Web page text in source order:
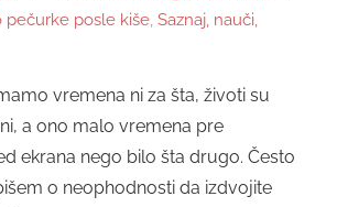
pečurke posle kiše, Saznaj, nauči,
vremena ni za šta, životi su
a ono malo vremena pre
ekrana nego bilo šta drugo. Često
o neophodnosti da izdvojite